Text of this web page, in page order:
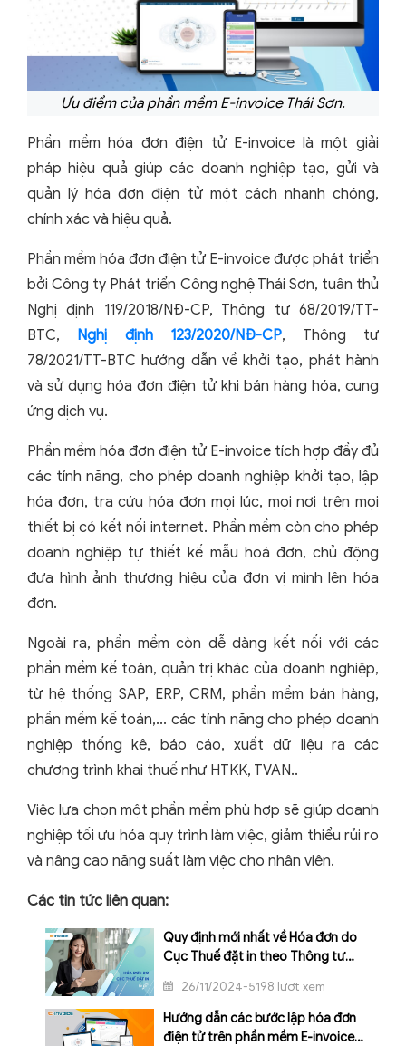
Ưu điểm của phần mềm E-invoice Thái Sơn.
Phần mềm hóa đơn điện tử E-invoice là một giải
pháp hiệu quả giúp các doanh nghiệp tạo, gửi và
quản lý hóa đơn điện tử một cách nhanh chóng,
chính xác và hiệu quả.
Phần mềm hóa đơn điện tử E-invoice được phát triển
bởi Công ty Phát triển Công nghệ Thái Sơn, tuân thủ
Nghị định 119/2018/NĐ-CP, Thông tư 68/2019/TT-
BTC, Nghị định 123/2020/NĐ-CP, Thông tư
78/2021/TT-BTC hướng dẫn về khởi tạo, phát hành
và sử dụng hóa đơn điện tử khi bán hàng hóa, cung
ứng dịch vụ.
Phần mềm hóa đơn điện tử E-invoice tích hợp đầy đủ
các tính năng, cho phép doanh nghiệp khởi tạo, lập
hóa đơn, tra cứu hóa đơn mọi lúc, mọi nơi trên mọi
thiết bị có kết nối internet. Phần mềm còn cho phép
doanh nghiệp tự thiết kế mẫu hoá đơn, chủ động
đưa hình ảnh thương hiệu của đơn vị mình lên hóa
đơn.
Ngoài ra, phần mềm còn dễ dàng kết nối với các
phần mềm kế toán, quản trị khác của doanh nghiệp,
từ hệ thống SAP, ERP, CRM, phần mềm bán hàng,
phần mềm kế toán,... các tính năng cho phép doanh
nghiệp thống kê, báo cáo, xuất dữ liệu ra các
chương trình khai thuế như HTKK, TVAN..
Việc lựa chọn một phần mềm phù hợp sẽ giúp doanh
nghiệp tối ưu hóa quy trình làm việc, giảm thiểu rủi ro
và nâng cao năng suất làm việc cho nhân viên.
Các tin tức liên quan:
Quy định mới nhất về Hóa đơn do
Cục Thuế đặt in theo Thông tư
26/11/2024-5198 lượt xem
Hướng dẫn các bước lập hóa đơn
điện tử trên phần mềm E-invoice